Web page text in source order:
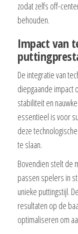
zodat zelfs off-
behouden.
Impact van
De integratie van
diepgaande impact
stabiliteit en
essentieel is voor
deze
te slaan.
Bovendien stelt de
passen spelers in
unieke puttingstijl.
resultaten op de
optimaliseren om